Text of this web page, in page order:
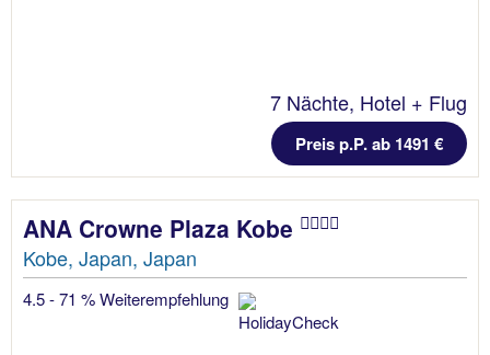
7 Nächte, Hotel + Flug
Preis p.P. ab 1491 €
ANA Crowne Plaza Kobe
Kobe, Japan, Japan
4.5 - 71 % Weiterempfehlung